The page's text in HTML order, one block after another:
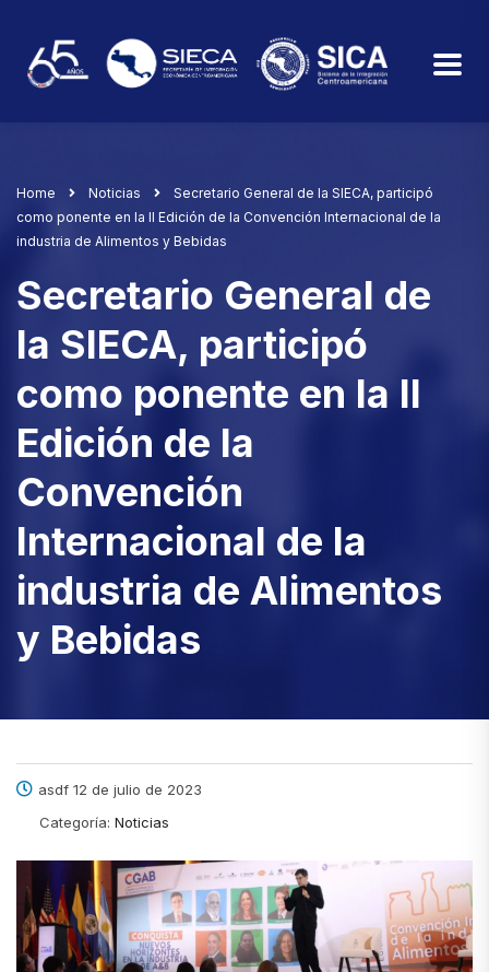
Home Noticias
Secretario General de la SIECA, participó
como ponente en la II Edición de la Convención Internacional de la
industria de Alimentos y Bebidas
Secretario General de
la SIECA, participó
como ponente en la II
Edición de la
Convención
Internacional de la
industria de Alimentos
y Bebidas
asdf 12 de julio de 2023
Categoría: Noticias